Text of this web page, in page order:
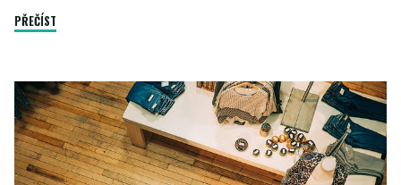
PŘEČÍST
kolik
si
zaplatíme."